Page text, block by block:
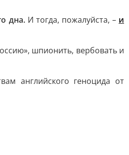
дна.И тогда, пожалуйста, – и
шпионить, вербовать и
английского геноцида от